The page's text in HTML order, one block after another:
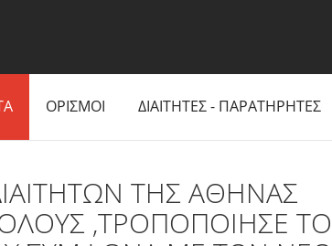
ΟΡΙΣΜΟΙ ΔΙΑΙΤΗΤΕΣ - ΠΑΡΑΤΗΡΗΤΕΣ
ΤΗΣ ΑΘΗΝΑΣ
,ΤΡΟΠΟΠΟΙΗΣΕ ΤΟ